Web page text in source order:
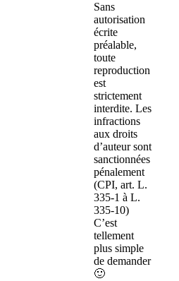
Sans
autorisation
écrite
préalable,
toute
reproduction
est
strictement
interdite. Les
infractions
aux droits
d’auteur sont
sanctionnées
pénalement
(CPI, art. L.
335-1 à L.
335-10)
C’est
tellement
plus simple
de demander
🙂